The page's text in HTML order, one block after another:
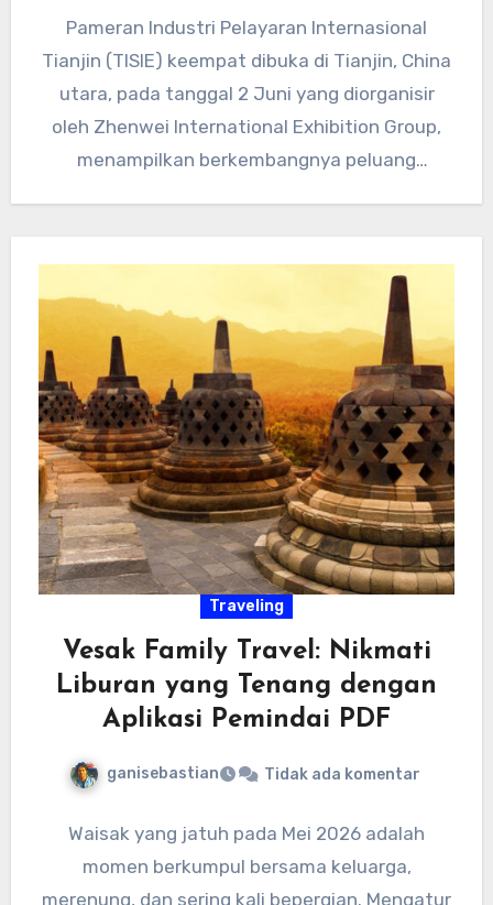
Pameran Industri Pelayaran Internasional
Tianjin (TISIE) keempat dibuka di Tianjin, China
utara, pada tanggal 2 Juni yang diorganisir
oleh Zhenwei International Exhibition Group,
menampilkan berkembangnya peluang
Traveling
Vesak Family Travel: Nikmati
Liburan yang Tenang dengan
Aplikasi Pemindai PDF
ganisebastian Tidak ada komentar
Waisak yang jatuh pada Mei 2026 adalah
momen berkumpul bersama keluarga,
merenung, dan sering kali bepergian. Mengatur